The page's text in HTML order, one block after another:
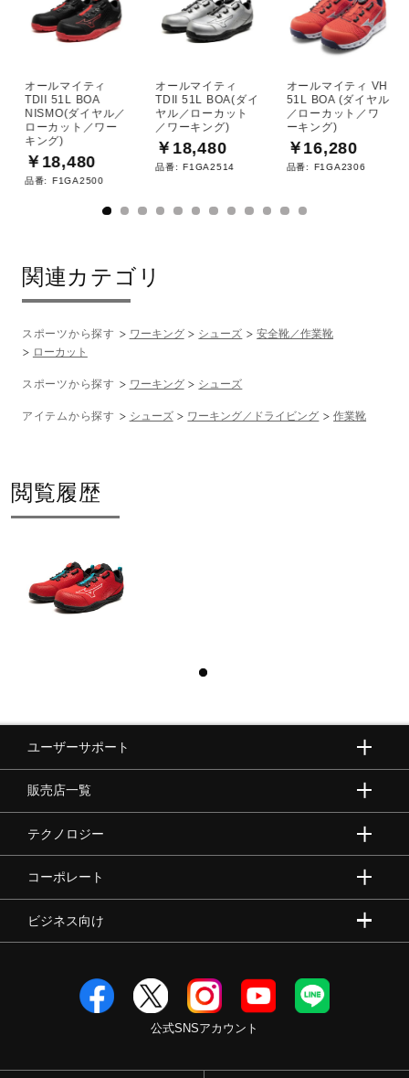
オールマイティ
TDII 51L BOA
NISMO(ダイヤル／
ローカット／ワー
キング)
￥18,480
品番: F1GA2500
オールマイティ
TDII 51L BOA(ダイ
ヤル／ローカット
／ワーキング)
￥18,480
品番: F1GA2514
オールマイティ VH
51L BOA (ダイヤル
／ローカット／ワ
ーキング)
￥16,280
品番: F1GA2306
関連カテゴリ
スポーツから探す ワーキング シューズ
安全靴／作業靴
ローカット
スポーツから探す ワーキング シューズ
アイテムから探す シューズ ワーキング／ドライビング 作業靴
閲覧履歴
ユーザーサポート
販売店一覧
テクノロジー
コーポレート
ビジネス向け
公式SNSアカウント